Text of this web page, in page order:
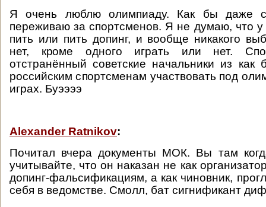
Я очень люблю олимпиаду. Как бы даже
переживаю за спортсменов. Я не думаю, что у
пить или пить допинг, и вообще никакого
нет, кроме одного играть или нет.
отстранённый советские начальники из как
российским спортсменам участвовать под
играх. Буээээ
Alexander Ratnikov:
Почитал вчера документы МОК. Вы там
учитывайте, что он наказан не как
допинг-фальсификациям, а как чиновник,
себя в ведомстве. Смолл, бат сигнификант